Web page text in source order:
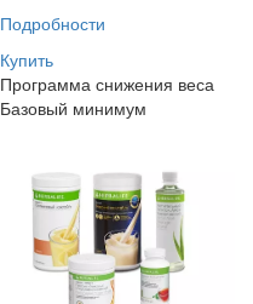
Подробности
Купить
Программа снижения веса
Базовый минимум